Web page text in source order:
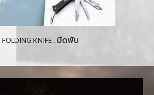
FOLDING KNIFE . มีดพับ